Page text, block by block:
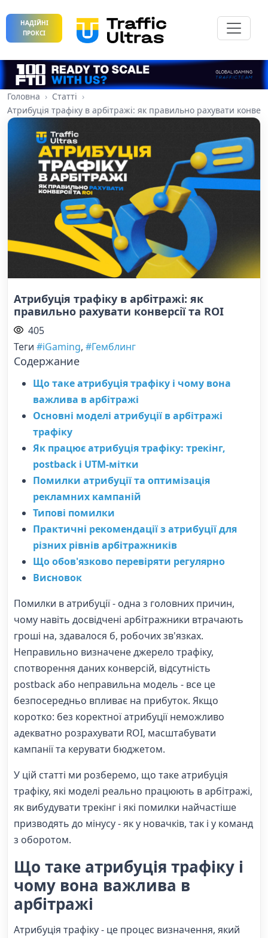
НАДІЙНІ
ПРОКСІ
Головна
Статті
Атрибуція трафіку в арбітражі: як правильно рахувати
Атрибуція трафіку в арбітражі: як
правильно рахувати конверсії та ROI
405
Теги #iGaming, #Гемблинг
Содержание
Що таке атрибуція трафіку і чому вона
важлива в арбітражі
Основні моделі атрибуції в арбітражі
трафіку
Як працює атрибуція трафіку: трекінг,
postback і UTM-мітки
Помилки атрибуції та оптимізація
рекламних кампаній
Типові помилки
Практичні рекомендації з атрибуції для
різних рівнів арбітражників
Що обов'язково перевіряти регулярно
Висновок
Помилки в атрибуції - одна з головних причин,
чому навіть досвідчені арбітражники втрачають
гроші на, здавалося б, робочих зв'язках.
Неправильно визначене джерело трафіку,
спотворення даних конверсій, відсутність
postback або неправильна модель - все це
безпосередньо впливає на прибуток. Якщо
коротко: без коректної атрибуції неможливо
адекватно розрахувати ROI, масштабувати
кампанії та керувати бюджетом.
У цій статті ми розберемо, що таке атрибуція
трафіку, які моделі реально працюють в арбітражі,
як вибудувати трекінг і які помилки найчастіше
призводять до мінусу - як у новачків, так і у команд
з оборотом.
Що таке атрибуція трафіку і
чому вона важлива в
арбітражі
Атрибуція трафіку - це процес визначення, який